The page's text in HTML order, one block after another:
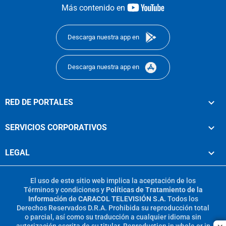
Más contenido en
youtube-
Descarga nuestra app en
Descarga nuestra app en
RED DE PORTALES
SERVICIOS CORPORATIVOS
LEGAL
El uso de este sitio web implica la aceptación de los
Términos y condicionesy Políticas de Tratamiento de la
Información de CARACOL TELEVISIÓN S.A. Todos los
Derechos Reservados D.R.A. Prohibida su reproducción total
o parcial, así como su traducción a cualquier idioma sin